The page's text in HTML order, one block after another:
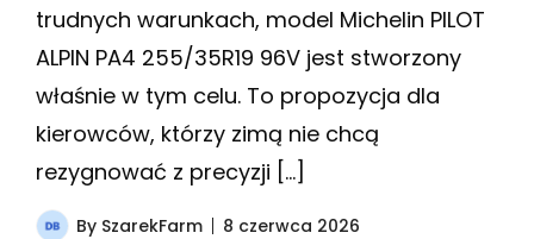
trudnych warunkach, model Michelin PILOT
ALPIN PA4 255/35R19 96V jest stworzony
właśnie w tym celu. To propozycja dla
kierowców, którzy zimą nie chcą
rezygnować z precyzji […]
By SzarekFarm 8 czerwca 2026